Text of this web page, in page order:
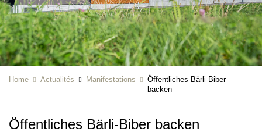
Home Actualités Manifestations
Öffentliches Bärli-Biber
backen
Öffentliches Bärli-Biber backen